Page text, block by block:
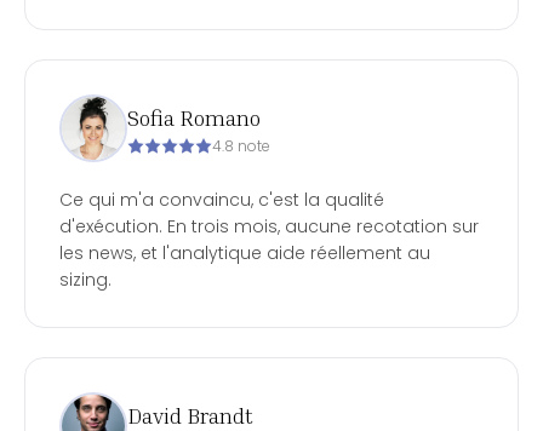
Sofia Romano
4.8 note
Ce qui m'a convaincu, c'est la qualité
d'exécution. En trois mois, aucune recotation sur
les news, et l'analytique aide réellement au
sizing.
David Brandt